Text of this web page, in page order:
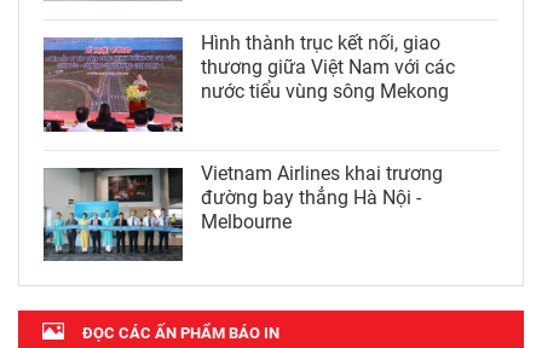
Hình thành trục kết nối, giao
thương giữa Việt Nam với các
nước tiểu vùng sông Mekong
Vietnam Airlines khai trương
đường bay thẳng Hà Nội -
Melbourne
ĐỌC CÁC ẤN PHẨM BÁO IN